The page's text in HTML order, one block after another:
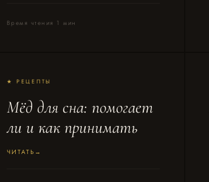
Время чтения 1 мин
★ РЕЦЕПТЫ
Мёд для сна: помогает
ли и как принимать
ЧИТАТЬ